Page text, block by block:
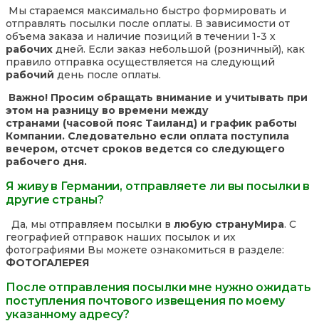
Мы стараемся максимально быстро формировать и
отправлять посылки после оплаты. В зависимости от
объема заказа и наличие позиций в течении 1-3 х
рабочих дней. Если заказ небольшой (розничный), как
правило отправка осуществляется на следующий
рабочий день после оплаты.
Важно! Просим обращать внимание и учитывать при
этом на разницу во времени между
странами (часовой пояс Таиланд) и график работы
Компании. Следовательно если оплата поступила
вечером, отсчет сроков ведется со следующего
рабочего дня.
Я живу в Германии, отправляете ли вы посылки в
другие страны?
Да, мы отправляем посылки в любую странуМира. С
географией отправок наших посылок и их
фотографиями Вы можете ознакомиться в разделе:
ФОТОГАЛЕРЕЯ
После отправления посылки мне нужно ожидать
поступления почтового извещения по моему
указанному адресу?